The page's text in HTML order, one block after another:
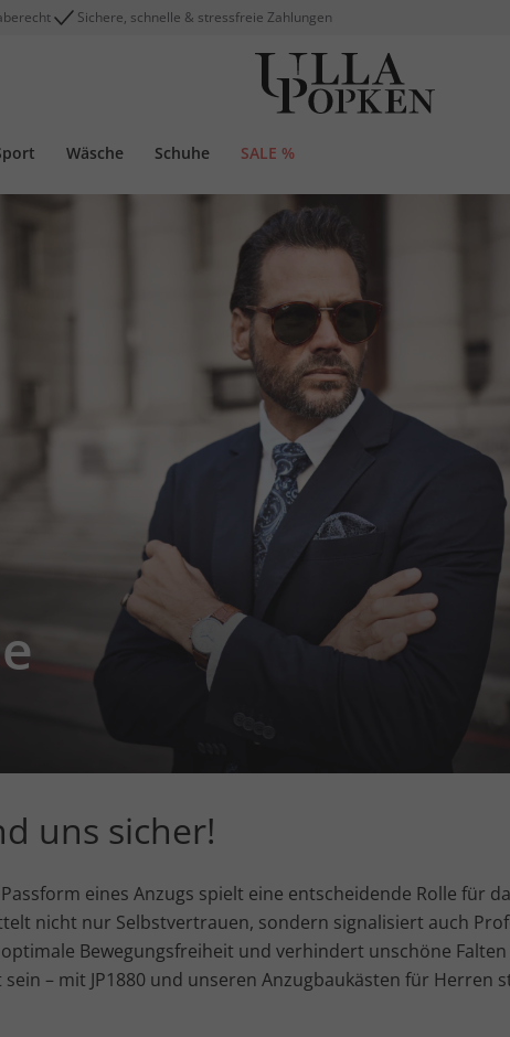
Sichere, schnelle & stressfreie Zahlungen
Wäsche Schuhe SALE %
uns sicher!
eines Anzugs spielt eine entscheidende Rolle für
nicht nur Selbstvertrauen, sondern signalisiert auch
Bewegungsfreiheit und verhindert unschöne
– mit JP1880 und unseren Anzugbaukästen für